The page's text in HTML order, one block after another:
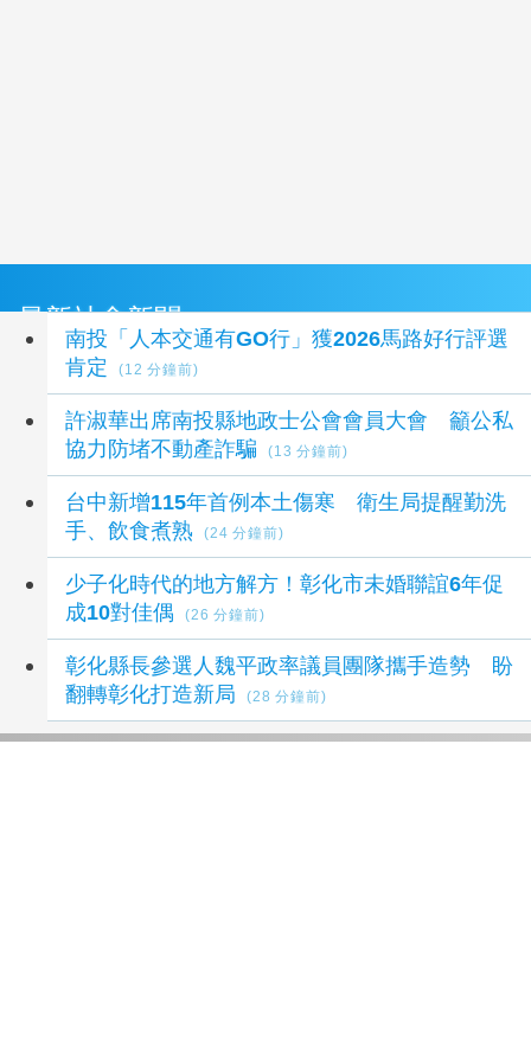
最新社會新聞
南投「人本交通有GO行」獲2026馬路好行評選
肯定
(12 分鐘前)
許淑華出席南投縣地政士公會會員大會 籲公私
協力防堵不動產詐騙
(13 分鐘前)
台中新增115年首例本土傷寒 衛生局提醒勤洗
手、飲食煮熟
(24 分鐘前)
少子化時代的地方解方！彰化市未婚聯誼6年促
成10對佳偶
(26 分鐘前)
彰化縣長參選人魏平政率議員團隊攜手造勢 盼
翻轉彰化打造新局
(28 分鐘前)